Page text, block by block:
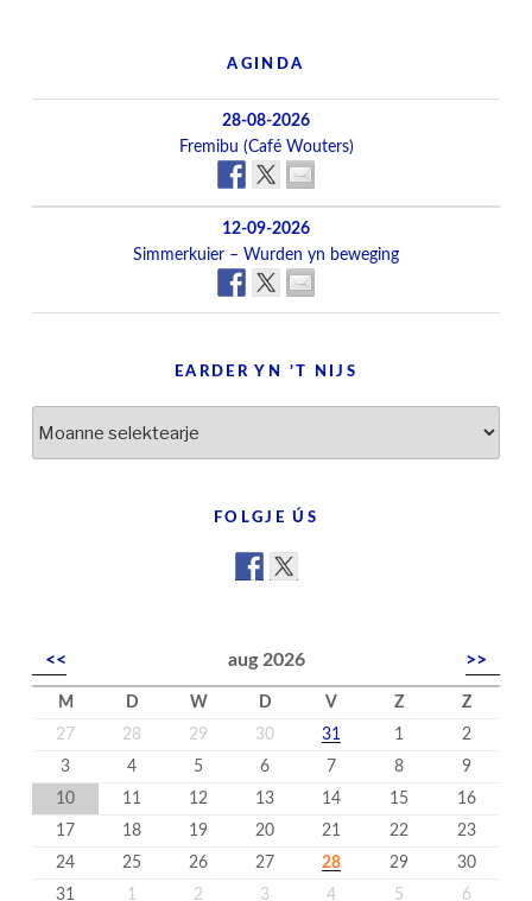
AGINDA
28-08-2026
Fremibu (Café Wouters)
12-09-2026
Simmerkuier – Wurden yn beweging
EARDER YN ’T NIJS
yn
FOLGJE ÚS
<< aug 2026 >>
M D W D V Z
Z
27
28 29 30 31 1
2
3
4 5 6 7 8
9
10
11 12 13 14 15
16
17
18 19 20 21 22
23
24
25 26 27 28 29
30
31
1 2 3 4 5 6